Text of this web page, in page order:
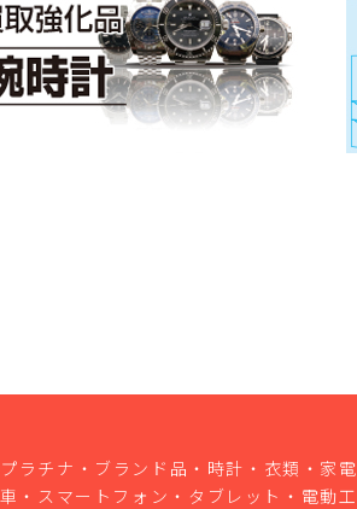
ラチナ・ブランド品・時計・衣類・家電
・スマートフォン・タブレット・電動工